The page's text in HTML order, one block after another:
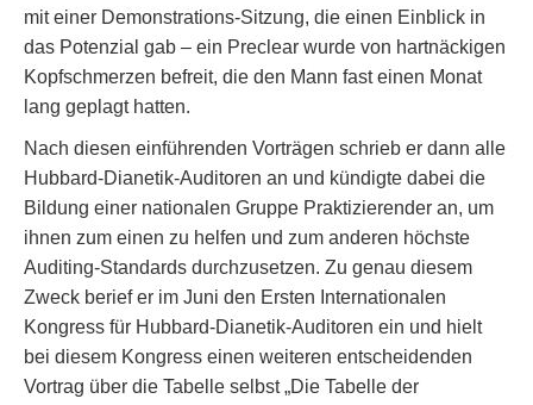
mit einer Demonstrations-Sitzung, die einen Einblick in
das Potenzial gab – ein Preclear wurde von hartnäckigen
Kopfschmerzen befreit, die den Mann fast einen Monat
lang geplagt hatten.
Nach diesen einführenden Vorträgen schrieb er dann alle
Hubbard-Dianetik-Auditoren an und kündigte dabei die
Bildung einer nationalen Gruppe Praktizierender an, um
ihnen zum einen zu helfen und zum anderen höchste
Auditing-Standards durchzusetzen. Zu genau diesem
Zweck berief er im Juni den Ersten Internationalen
Kongress für Hubbard-Dianetik-Auditoren ein und hielt
bei diesem Kongress einen weiteren entscheidenden
Vortrag über die Tabelle selbst „Die Tabelle der